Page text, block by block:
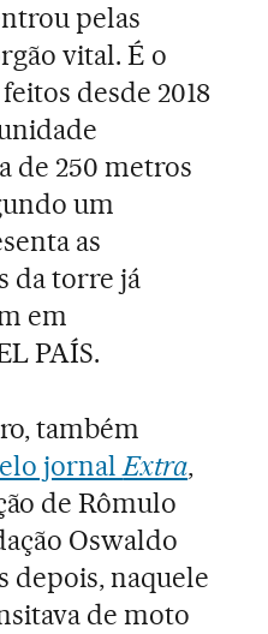
pelas
vital. É o
desde 2018
de 250 metros
um
as
da torre já
em
PAÍS.
também
jornalExtra,
de Rômulo
Oswaldo
depois, naquele
de moto